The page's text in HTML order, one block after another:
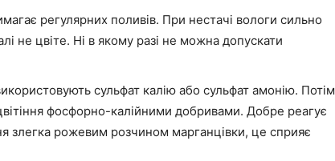
регулярних поливів. При нестачі вологи сильно
не цвіте. Ні в якому разі не можна допускати
сульфат калію або сульфат амонію. Потім
фосфорно-калійними добривами. Добре реагує
злегка рожевим розчином марганцівки, це сприяє